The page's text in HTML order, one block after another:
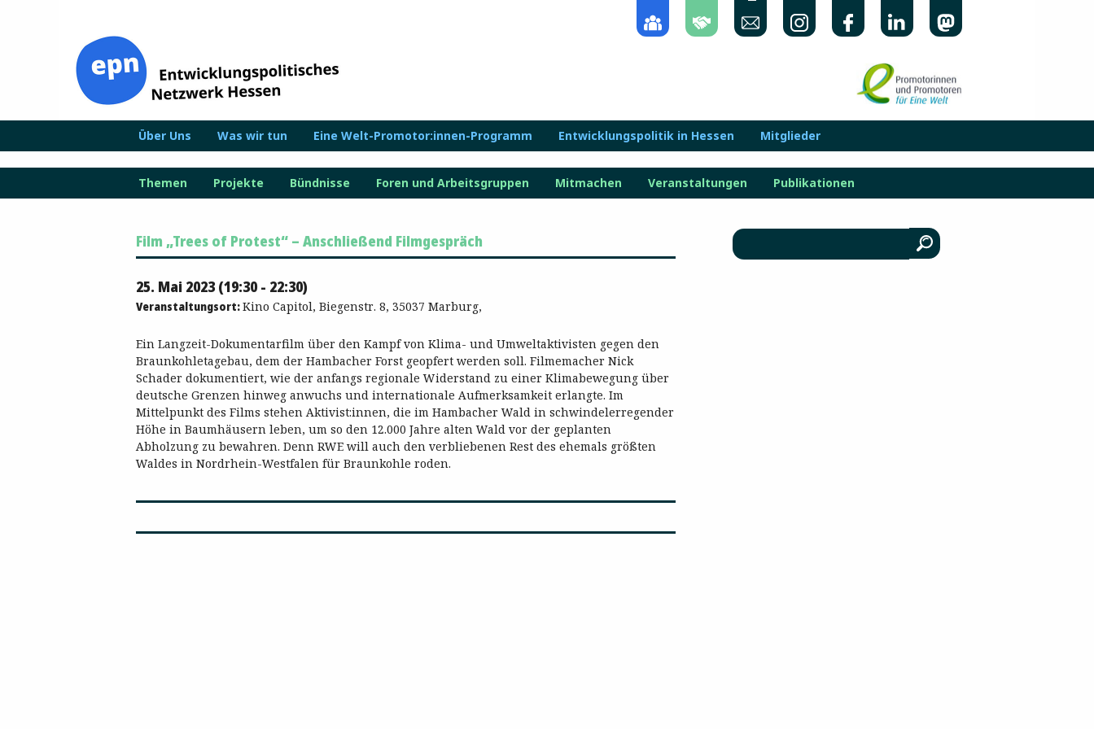
Über Uns Was wir tun Eine Welt-Promotor:innen-Programm Entwicklungspolitik in Hessen Mitglieder
Themen Projekte Bündnisse Foren und Arbeitsgruppen Mitmachen Veranstaltungen Publikationen
Film „Trees of Protest“ – Anschließend Filmgespräch
25. Mai 2023 (19:30 - 22:30)
Veranstaltungsort:Kino Capitol, Biegenstr. 8, 35037 Marburg,
Ein Langzeit-Dokumentarfilm über den Kampf von Klima- und Umweltaktivisten gegen den
Braunkohletagebau, dem der Hambacher Forst geopfert werden soll. Filmemacher Nick
Schader dokumentiert, wie der anfangs regionale Widerstand zu einer Klimabewegung über
deutsche Grenzen hinweg anwuchs und internationale Aufmerksamkeit erlangte. Im
Mittelpunkt des Films stehenAktivist:innen, die im Hambacher Wald in schwindelerregender
Höhe in Baumhäusern leben, um so den 12.000 Jahre alten Wald vor der geplanten
Abholzung zu bewahren. Denn RWE will auch den verbliebenen Rest des ehemals größten
Waldes in Nordrhein-Westfalen für Braunkohle roden.